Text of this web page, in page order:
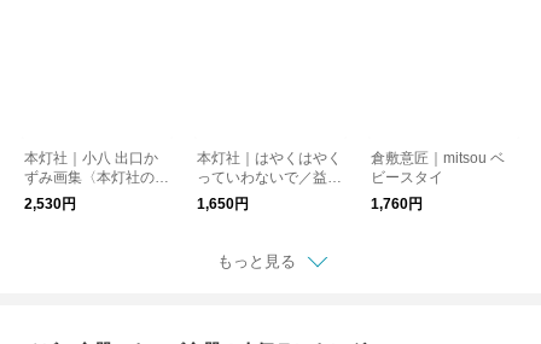
本灯社｜小八 出口か
ずみ画集〈本灯社の
本〉
2,530円
本灯社｜はやくはやく
っていわないで／益田
ミリ、平澤 一平〈本
灯社の本〉
1,650円
倉敷意匠｜mitsou ベ
ビースタイ
1,760円
もっと見る